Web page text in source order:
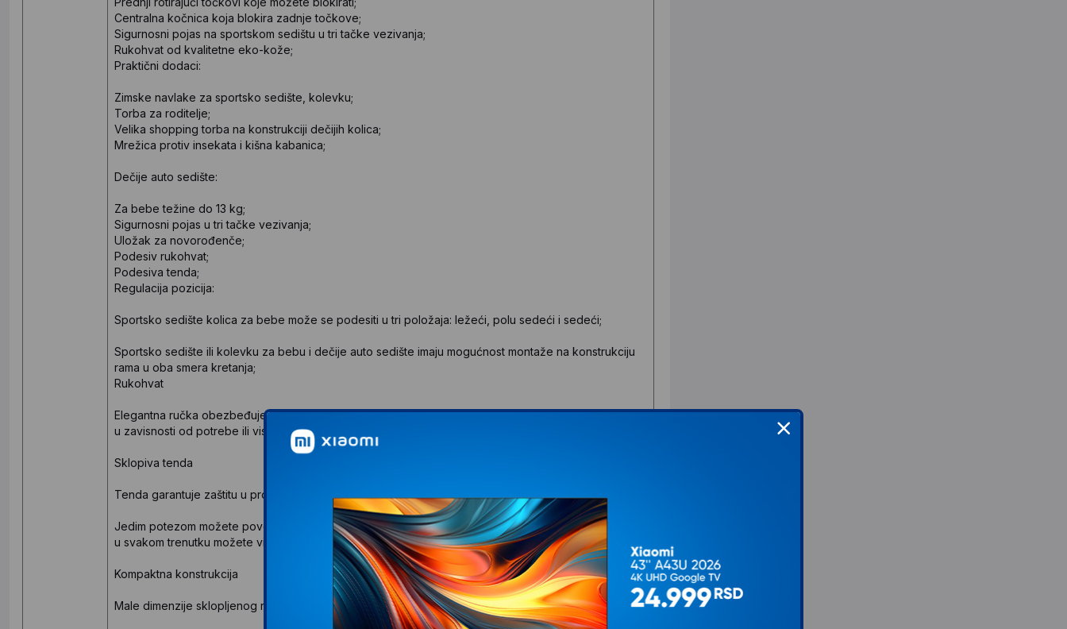
Centralna kočnica koja blokira zadnje točkove;
Sigurnosni pojas na sportskom sedištu u tri tačke vezivanja;
Rukohvat od kvalitetne eko-kože;
Praktični dodaci:
Zimske navlake za sportsko sedište, kolevku;
Torba za roditelje;
Velika shopping torba na konstrukciji dečijih kolica;
Mrežica protiv insekata i kišna kabanica;
Dečije auto sedište:
Za bebe težine do 13 kg;
Sigurnosni pojas u tri tačke vezivanja;
Uložak za novorođenče;
Podesiv rukohvat;
Podesiva tenda;
Regulacija pozicija:
Sportsko sedište kolica za bebe može se podesiti u tri položaja: ležeći, polu sedeći i sedeći;
Sportsko sedište ili kolevku za bebu i dečije auto sedište imaju mogućnost montaže na konstrukciju
rama u oba smera kretanja;
Rukohvat
Elegantna ručka obezbeđuje visoku udobnost vožnje. Rukohvat je podesiv, može se spustiti ili podići
u zavisnosti od potrebe ili visine.
Sklopiva tenda
Tenda garantuje zaštitu u promenljivim vremenskim uslovima.
Jedim potezom možete povećati tendu. Na tendi se nalazi providna mrežica – prozor pomoću kojeg
u svakom trenutku možete videti šta vaša beba radi.
Kompaktna konstrukcija
Male dimenzije sklopljenog rama dečijih kolica obezbediće dodatni prostor prilikom odlaganja.